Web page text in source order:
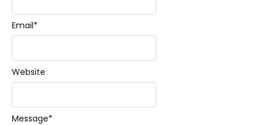
Message*
Email*
Website